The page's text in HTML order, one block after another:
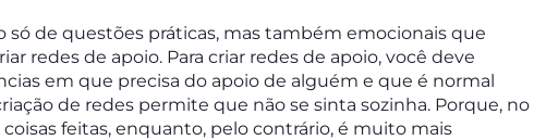
só de questões práticas, mas também emocionais que
redes de apoio. Para criar redes de apoio, você deve
em que precisa do apoio de alguém e que é normal
de redes permite que não se sinta sozinha. Porque, no
feitas, enquanto, pelo contrário, é muito mais